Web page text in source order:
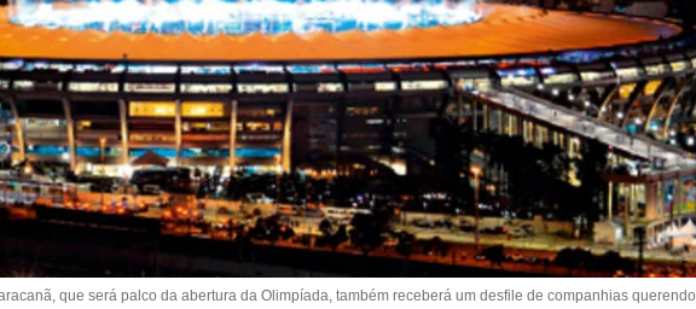
que será palco da abertura da Olimpíada, também receberá um desfile de companhias querendo